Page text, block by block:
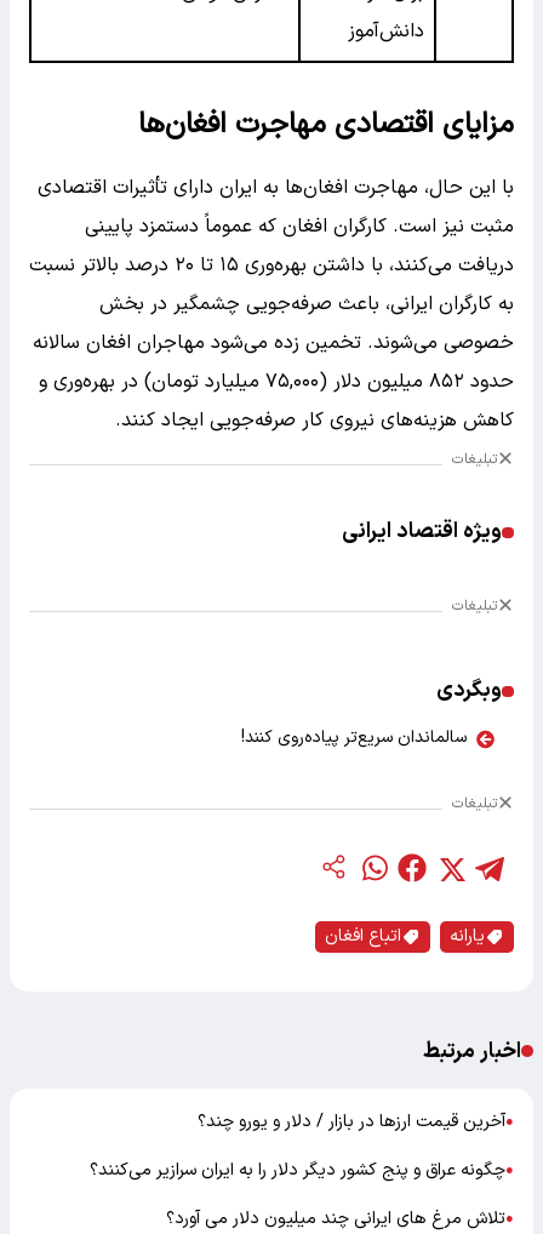
دانش‌آموز
مزایای اقتصادی مهاجرت افغان‌ها
با این حال، مهاجرت افغان‌ها به ایران دارای تأثیرات اقتصادی
مثبت نیز است. کارگران افغان که عموماً دستمزد پایینی
دریافت می‌کنند، با داشتن بهره‌وری ۱۵ تا ۲۰ درصد بالاتر نسبت
به کارگران ایرانی، باعث صرفه‌جویی چشمگیر در بخش
خصوصی می‌شوند. تخمین زده می‌شود مهاجران افغان سالانه
حدود ۸۵۲ میلیون دلار (۷۵,۰۰۰ میلیارد تومان) در بهره‌وری و
کاهش هزینه‌های نیروی کار صرفه‌جویی ایجاد کنند.
تبلیغات
ویژه اقتصاد ایرانی
تبلیغات
وبگردی
سالماندان سریع‌تر پیاده‌روی کنند!
تبلیغات
یارانه اتباع افغان
اخبار مرتبط
●آخرین قیمت‌ ارزها در بازار / دلار و یورو چند؟
●چگونه عراق و پنج کشور دیگر دلار را به ایران سرازیر می‌کنند؟
●تلاش مرغ های ایرانی چند میلیون دلار می آورد؟